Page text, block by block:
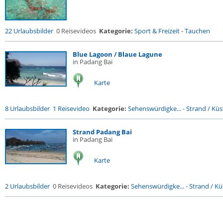
22 Urlaubsbilder 0 Reisevideos Kategorie: Sport & Freizeit-Tauchen
Blue Lagoon / Blaue Lagune
in Padang Bai
Karte
8 Urlaubsbilder 1 Reisevideo Kategorie: Sehenswürdigke...-Strand /
Strand Padang Bai
in Padang Bai
Karte
2 Urlaubsbilder 0 Reisevideos Kategorie: Sehenswürdigke...-Strand /